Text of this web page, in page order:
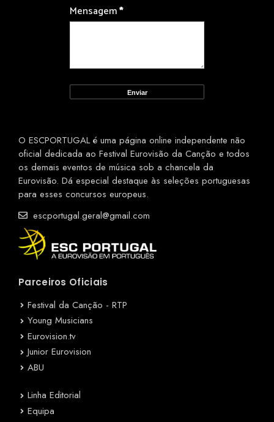
Mensagem*
O ESCPORTUGAL é uma página online independente não
oficial dedicada ao Festival Eurovisão da Canção e todos
os demais eventos de música sob a chancela da
Eurovisão. Dá especial destaque às seleções portuguesas
para esses concursos europeus.
escportugal.geral@gmail.com
Parceiros Oficiais
Festival da Canção - RTP
Young Musicians
Eurovision.tv
Junior Eurovision
ABU
Linha Editorial
Equipa